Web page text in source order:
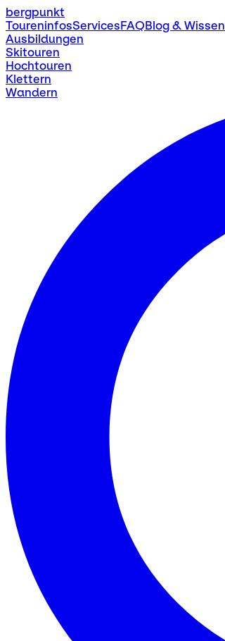
bergpunkt
ToureninfosServicesFAQBlog & Wissen
Ausbildungen
Skitouren
Hochtouren
Klettern
Wandern